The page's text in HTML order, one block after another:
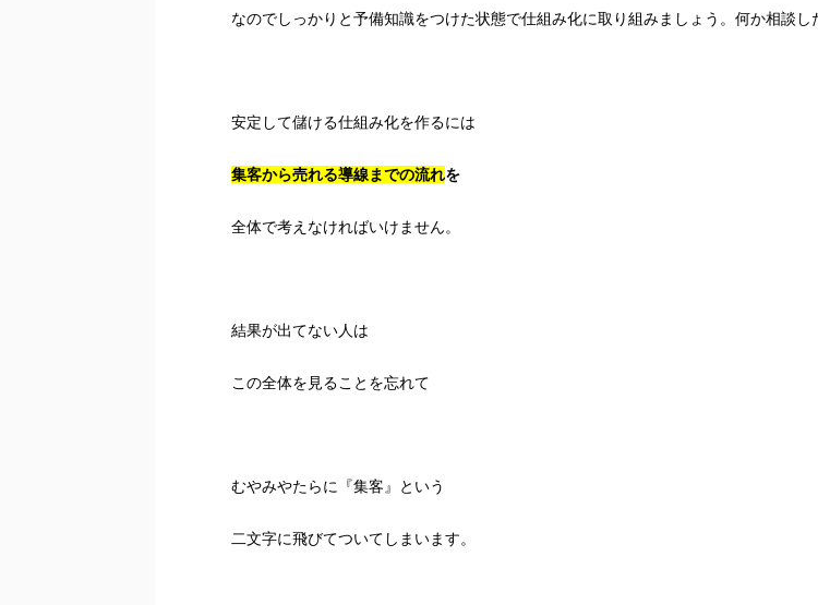
なのでしっかりと予備知識をつけた状態で仕組み化に取り組みましょう。何か相談
安定して儲ける仕組み化を作るには
集客から売れる導線までの流れを
全体で考えなければいけません。
結果が出てない人は
この全体を見ることを忘れて
むやみやたらに『集客』という
二文字に飛びてついてしまいます。